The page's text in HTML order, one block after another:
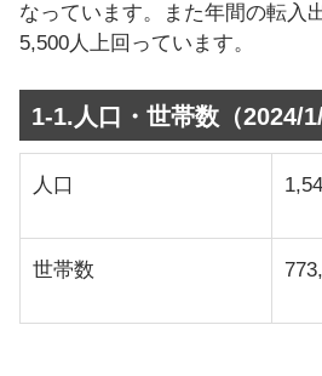
なっています。また年間の転入
5,500人上回っています。
1-1.人口・世帯数（2024/
人口
世帯数